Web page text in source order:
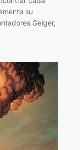
su
Geiger,